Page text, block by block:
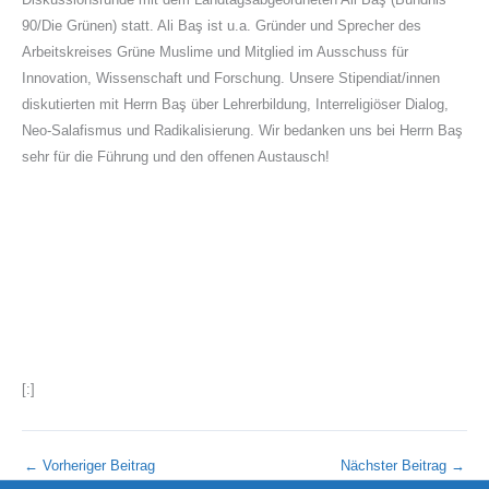
90/Die Grünen) statt. Ali Baş ist u.a. Gründer und Sprecher des
Arbeitskreises Grüne Muslime und Mitglied im Ausschuss für
Innovation, Wissenschaft und Forschung. Unsere Stipendiat/innen
diskutierten mit Herrn Baş über Lehrerbildung, Interreligiöser Dialog,
Neo-Salafismus und Radikalisierung. Wir bedanken uns bei Herrn Baş
sehr für die Führung und den offenen Austausch!
[:]
← Vorheriger Beitrag Nächster Beitrag →